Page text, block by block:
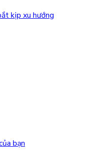
kịp xu hướng
bạn